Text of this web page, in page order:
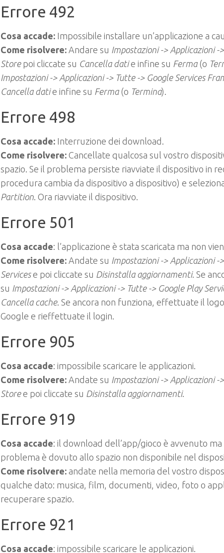
Errore 492
Cosa accade: Impossibile installare un’applicazione a
Come risolvere: Andare su Impostazioni -> Applicazioni -
Store poi cliccate su Cancella datie infine su Ferma (o
Impostazioni -> Applicazioni -> Tutte -> Google Services
Cancella datie infine su Ferma (o Termina).
Errore 498
Cosa accade: Interruzione dei download.
Come risolvere: Cancellate qualcosa sul vostro
spazio. Se il problema persiste riavviate il dispositivo in
procedura cambia da dispositivo a dispositivo) e
Partition. Ora riavviate il dispositivo.
Errore 501
Cosa accade: l’applicazione è stata scaricata ma non
Come risolvere: Andate su Impostazioni -> Applicazioni -
Servicese poi cliccate su Disinstalla aggiornamenti. Se
su Impostazioni -> Applicazioni -> Tutte -> Google Play
Cancella cache. Se ancora non funziona, effettuate il
Google e rieffettuate il login.
Errore 905
Cosa accade: impossibile scaricare le applicazioni.
Come risolvere: Andate su Impostazioni -> Applicazioni -
Storee poi cliccate su Disinstalla aggiornamenti.
Errore 919
Cosa accade: il download dell’app/gioco è avvenuto ma
problema è dovuto allo spazio non disponibile nel
Come risolvere: andate nella memoria del vostro
qualche dato: musica, film, documenti, video, foto o
recuperare spazio.
Errore 921
Cosa accade: impossibile scaricare le applicazioni.